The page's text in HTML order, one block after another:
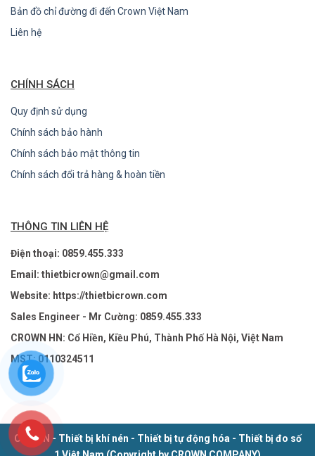
Bản đồ chỉ đường đi đến Crown Việt Nam
Liên hệ
CHÍNH SÁCH
Quy định sử dụng
Chính sách bảo hành
Chính sách bảo mật thông tin
Chính sách đổi trả hàng & hoàn tiền
THÔNG TIN LIÊN HỆ
Điện thoại: 0859.455.333
Email: thietbicrown@gmail.com
Website: https://thietbicrown.com
Sales Engineer - Mr Cường: 0859.455.333
CROWN HN: Cổ Hiền, Kiều Phú, Thành Phố Hà Nội, Việt Nam
MST: 0110324511
CROWN - Thiết bị khí nén - Thiết bị tự động hóa - Thiết bị đo số